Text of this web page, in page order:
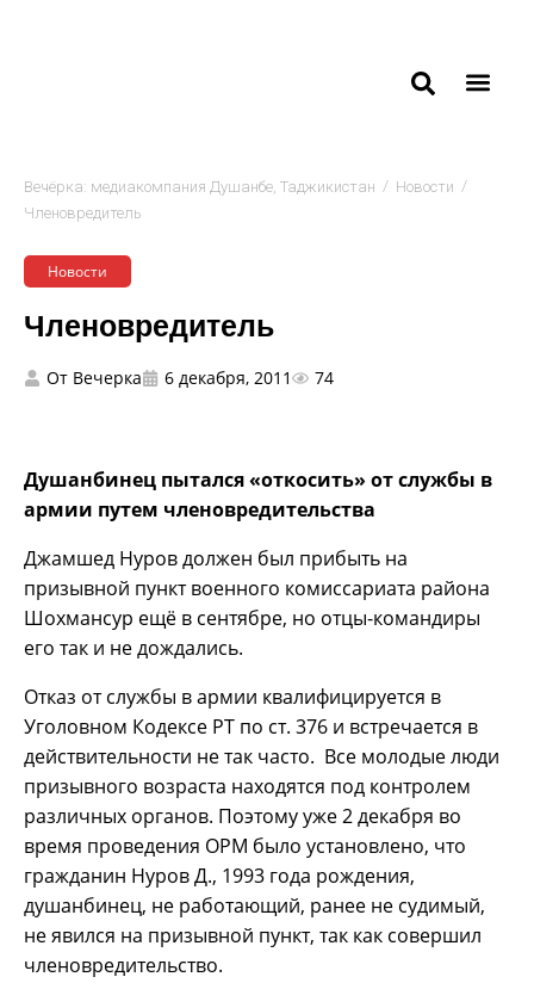
Вечёрка: медиакомпания Душанбе, Таджикистан / Новости /
Членовредитель
Новости
Членовредитель
От Вечерка 6 декабря, 2011 74
Душанбинец пытался «откосить» от службы в
армии путем членовредительства
Джамшед Нуров должен был прибыть на
призывной пункт военного комиссариата района
Шохмансур ещё в сентябре, но отцы-командиры
его так и не дождались.
Отказ от службы в армии квалифицируется в
Уголовном Кодексе РТ по ст. 376 и встречается в
действительности не так часто. Все молодые люди
призывного возраста находятся под контролем
различных органов. Поэтому уже 2 декабря во
время проведения ОРМ было установлено, что
гражданин Нуров Д., 1993 года рождения,
душанбинец, не работающий, ранее не судимый,
не явился на призывной пункт, так как совершил
членовредительство.